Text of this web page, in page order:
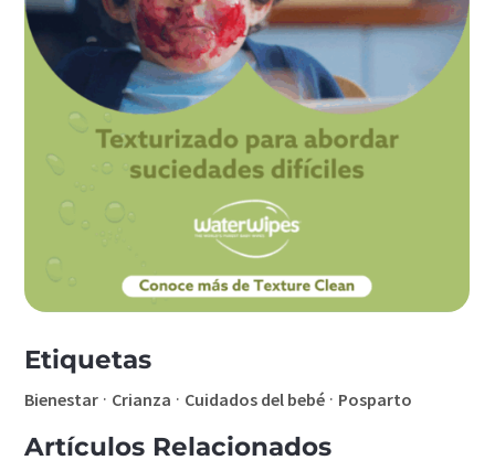
Etiquetas
Bienestar · Crianza · Cuidados del bebé · Posparto
Artículos Relacionados